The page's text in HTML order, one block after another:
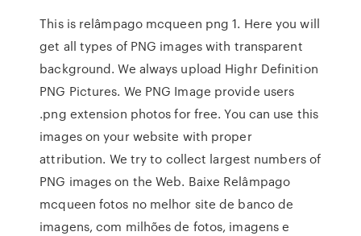
This is relâmpago mcqueen png 1. Here you will
get all types of PNG images with transparent
background. We always upload Highr Definition
PNG Pictures. We PNG Image provide users
.png extension photos for free. You can use this
images on your website with proper
attribution. We try to collect largest numbers of
PNG images on the Web. Baixe Relâmpago
mcqueen fotos no melhor site de banco de
imagens, com milhões de fotos, imagens e